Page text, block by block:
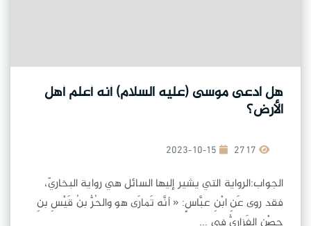
هل ادعى موسى (عليه السلام) أنه أعلم أهل
الأرض؟
2023-10-15
الجواب:الرواية التي يشير إليها السائل هي رواية البخاريّ،
فقد روى عَنِ ابْنِ عبَّاسٍ: « أنَّه تَمارَى هو والحُرُّ بنُ قَيْسِ بنِ